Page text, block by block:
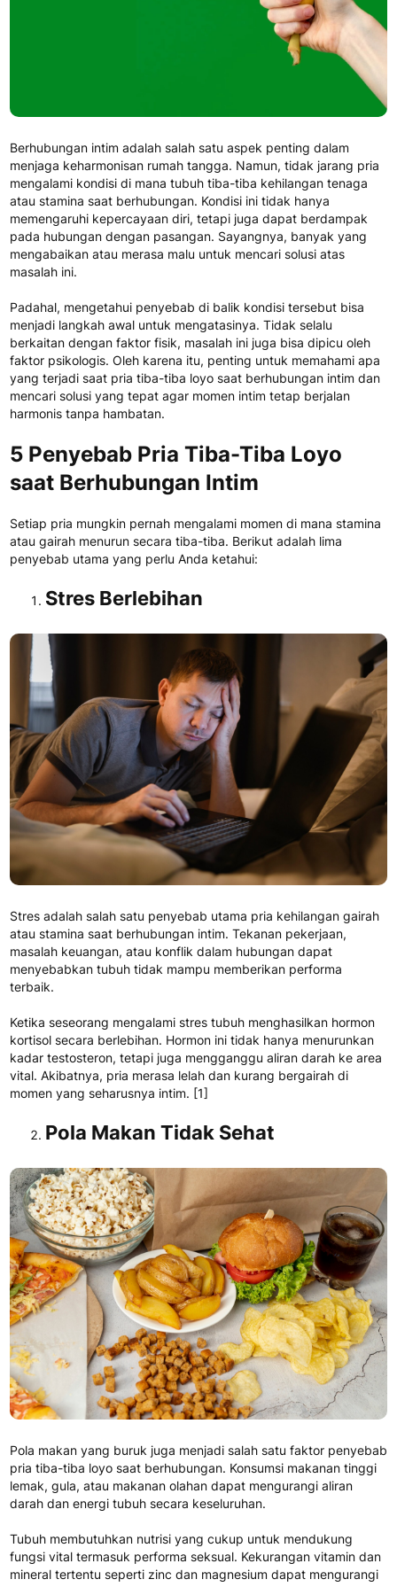
Berhubungan intim adalah salah satu aspek penting dalam
menjaga keharmonisan rumah tangga. Namun, tidak jarang pria
mengalami kondisi di mana tubuh tiba-tiba kehilangan tenaga
atau stamina saat berhubungan. Kondisi ini tidak hanya
memengaruhi kepercayaan diri, tetapi juga dapat berdampak
pada hubungan dengan pasangan. Sayangnya, banyak yang
mengabaikan atau merasa malu untuk mencari solusi atas
masalah ini.
Padahal, mengetahui penyebab di balik kondisi tersebut bisa
menjadi langkah awal untuk mengatasinya. Tidak selalu
berkaitan dengan faktor fisik, masalah ini juga bisa dipicu oleh
faktor psikologis. Oleh karena itu, penting untuk memahami apa
yang terjadi saat pria tiba-tiba loyo saat berhubungan intim dan
mencari solusi yang tepat agar momen intim tetap berjalan
harmonis tanpa hambatan.
5 Penyebab Pria Tiba-Tiba Loyo
saat Berhubungan Intim
Setiap pria mungkin pernah mengalami momen di mana stamina
atau gairah menurun secara tiba-tiba. Berikut adalah lima
penyebab utama yang perlu Anda ketahui:
Stres Berlebihan
Stres adalah salah satu penyebab utama pria kehilangan gairah
atau stamina saat berhubungan intim. Tekanan pekerjaan,
masalah keuangan, atau konflik dalam hubungan dapat
menyebabkan tubuh tidak mampu memberikan performa
terbaik.
Ketika seseorang mengalami stres tubuh menghasilkan hormon
kortisol secara berlebihan. Hormon ini tidak hanya menurunkan
kadar testosteron, tetapi juga mengganggu aliran darah ke area
vital. Akibatnya, pria merasa lelah dan kurang bergairah di
momen yang seharusnya intim. [1]
Pola Makan Tidak Sehat
Pola makan yang buruk juga menjadi salah satu faktor penyebab
pria tiba-tiba loyo saat berhubungan. Konsumsi makanan tinggi
lemak, gula, atau makanan olahan dapat mengurangi aliran
darah dan energi tubuh secara keseluruhan.
Tubuh membutuhkan nutrisi yang cukup untuk mendukung
fungsi vital termasuk performa seksual. Kekurangan vitamin dan
mineral tertentu seperti zinc dan magnesium dapat mengurangi